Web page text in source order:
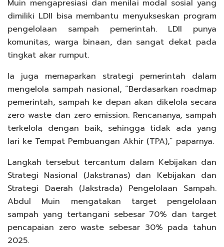
Muin mengapresiasi dan menilai modal sosial yang
dimiliki LDII bisa membantu menyukseskan program
pengelolaan sampah pemerintah. LDII punya
komunitas, warga binaan, dan sangat dekat pada
tingkat akar rumput.
Ia juga memaparkan strategi pemerintah dalam
mengelola sampah nasional, “Berdasarkan roadmap
pemerintah, sampah ke depan akan dikelola secara
zero waste dan zero emission. Rencananya, sampah
terkelola dengan baik, sehingga tidak ada yang
lari ke Tempat Pembuangan Akhir (TPA),” paparnya.
Langkah tersebut tercantum dalam Kebijakan dan
Strategi Nasional (Jakstranas) dan Kebijakan dan
Strategi Daerah (Jakstrada) Pengelolaan Sampah.
Abdul Muin mengatakan target pengelolaan
sampah yang tertangani sebesar 70% dan target
pencapaian zero waste sebesar 30% pada tahun
2025.